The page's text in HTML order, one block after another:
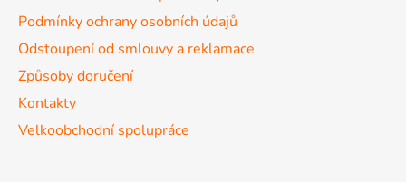
Podmínky ochrany osobních údajů
Odstoupení od smlouvy a reklamace
Způsoby doručení
Kontakty
Velkoobchodní spolupráce